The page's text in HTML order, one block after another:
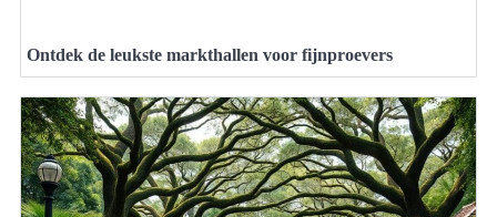
Ontdek de leukste markthallen voor fijnproevers